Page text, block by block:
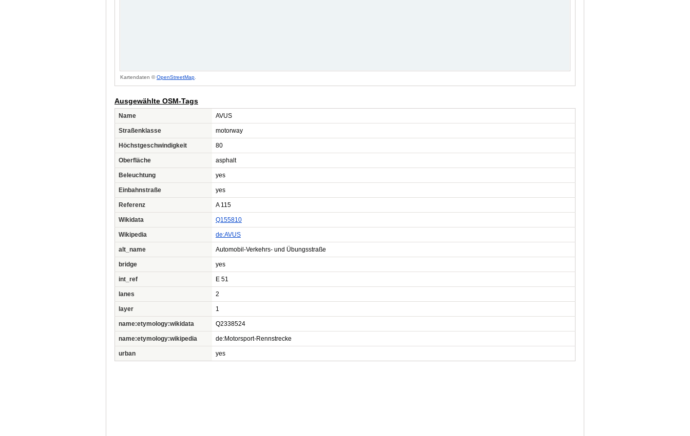
Kartendaten ©OpenStreetMap
Ausgewählte OSM-Tags
Name AVUS
Straßenklasse motorway
Höchstgeschwindigkeit 80
Oberfläche asphalt
Beleuchtung yes
Einbahnstraße yes
Referenz A 115
Wikidata Q155810
Wikipedia de:AVUS
alt_name Automobil-Verkehrs- und Übungsstraße
bridge yes
int_ref E 51
lanes 2
layer 1
name:etymology:wikidata Q2338524
name:etymology:wikipedia de:Motorsport-Rennstrecke
urban yes